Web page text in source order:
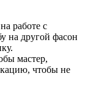
работе с
на другой фасон
мастер,
чтобы не